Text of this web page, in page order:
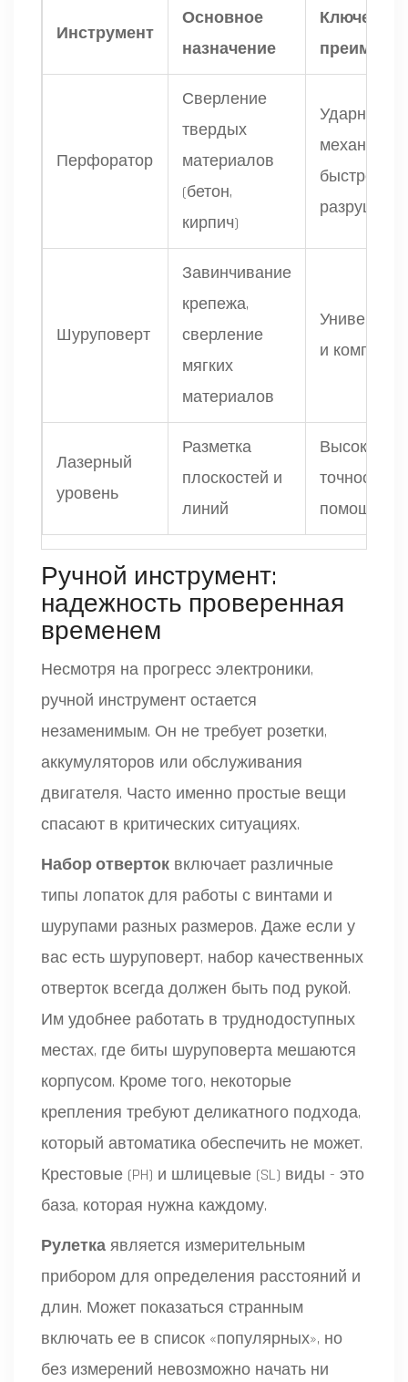
Инструмент
Основное
назначение
Ключевое
Перфоратор
Сверление
твердых
материалов
(бетон,
кирпич)
Ударный
механизм
быстрого
Шуруповерт
Завинчивание
крепежа,
сверление
мягких
материалов
и
Лазерный
уровень
Разметка
плоскостей и
линий
Высокая
точность
помощника
Ручной инструмент:
надежность проверенная
временем
Несмотря на прогресс электроники,
ручной инструмент остается
незаменимым. Он не требует розетки,
аккумуляторов или обслуживания
двигателя. Часто именно простые вещи
спасают в критических ситуациях.
Набор отверток включает различные
типы лопаток для работы с винтами и
шурупами разных размеров. Даже если у
вас есть шуруповерт, набор качественных
отверток всегда должен быть под рукой.
Им удобнее работать в труднодоступных
местах, где биты шуруповерта мешаются
корпусом. Кроме того, некоторые
крепления требуют деликатного подхода,
который автоматика обеспечить не может.
Крестовые (PH) и шлицевые (SL) виды - это
база, которая нужна каждому.
Рулетка является измерительным
прибором для определения расстояний и
длин. Может показаться странным
включать ее в список «популярных», но
без измерений невозможно начать ни